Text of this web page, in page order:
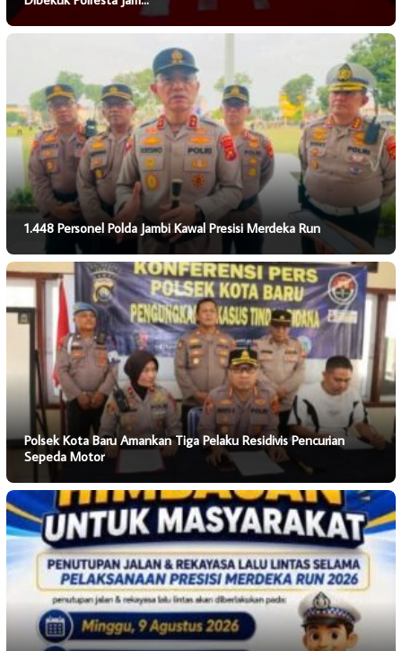
1.448 Personel Polda Jambi Kawal Presisi Merdeka Run
Polsek Kota Baru Amankan Tiga Pelaku Residivis Pencurian
Sepeda Motor